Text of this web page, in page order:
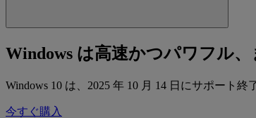
Windows は高速かつパワフル
Windows 10 は、2025 年 10 月 14 日にサポート
今すぐ購入